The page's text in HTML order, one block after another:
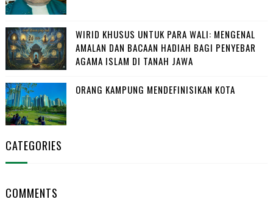
WIRID KHUSUS UNTUK PARA WALI: MENGENAL
AMALAN DAN BACAAN HADIAH BAGI PENYEBAR
AGAMA ISLAM DI TANAH JAWA
ORANG KAMPUNG MENDEFINISIKAN KOTA
CATEGORIES
COMMENTS